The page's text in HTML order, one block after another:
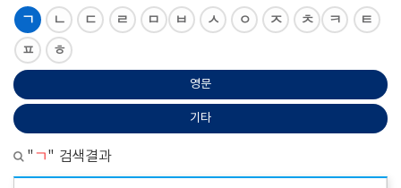
ㄱ ㄴ ㄷ ㄹ ㅁ ㅂ ㅅ ㅇ ㅈ ㅊ ㅋ
ㅌ
ㅍ
ㅎ
영문
기타
" ㄱ" 검색결과